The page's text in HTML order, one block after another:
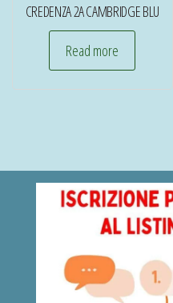
CREDENZA 2A CAMBRIDGE BLU
Read more